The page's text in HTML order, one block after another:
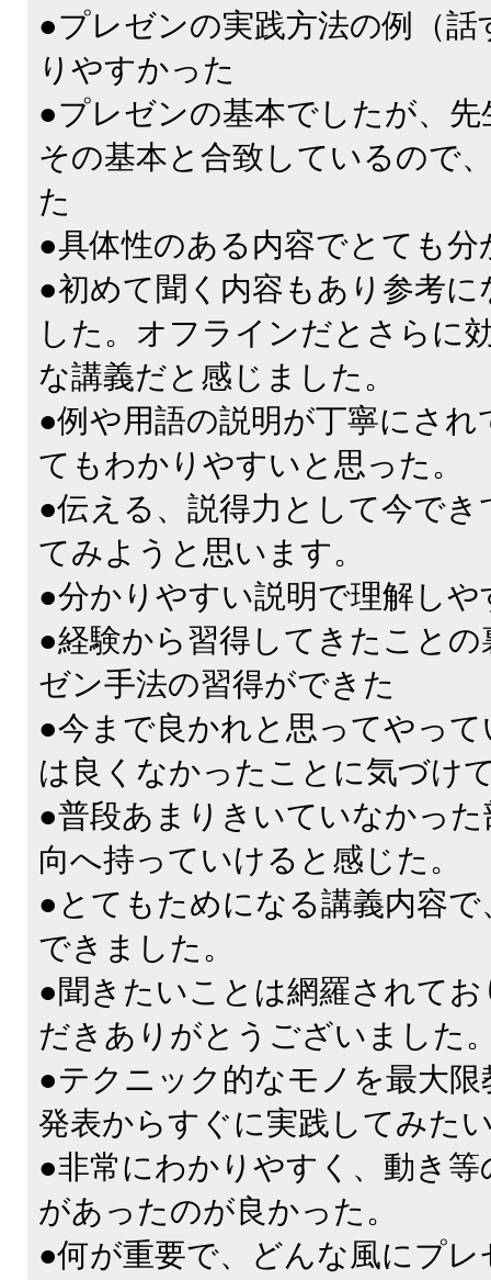
●プレゼンの実践方法の例（
りやすかった
●プレゼンの基本でしたが、
その基本と合致しているので
た
●具体性のある内容でとても
●初めて聞く内容もあり参考
した。オフラインだとさらに
な講義だと感じました。
●例や用語の説明が丁寧にさ
てもわかりやすいと思った。
●伝える、説得力として今で
てみようと思います。
●分かりやすい説明で理解しや
●経験から習得してきたこと
ゼン手法の習得ができた
●今まで良かれと思ってやっ
は良くなかったことに気づけ
●普段あまりきいていなかっ
向へ持っていけると感じた。
●とてもためになる講義内容
できました。
●聞きたいことは網羅されて
だきありがとうございました
●テクニック的なモノを最大
発表からすぐに実践してみた
●非常にわかりやすく、動き
があったのが良かった。
●何が重要で、どんな風にプ